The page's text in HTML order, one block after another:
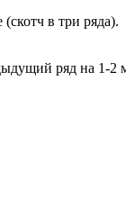
в три ряда).
ряд на 1-